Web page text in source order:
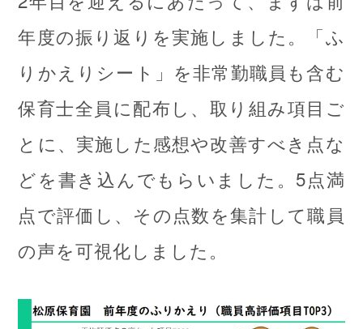
年度の振り返りを実施しました。「ふ
りかえりシート」を非常勤職員も含む
保育士全員に配布し、取り組み項目ご
とに、実施した感想や改善すべき点な
どを書き込んでもらいました。5点満
点で評価し、その点数を集計して職員
の声を可視化しました。